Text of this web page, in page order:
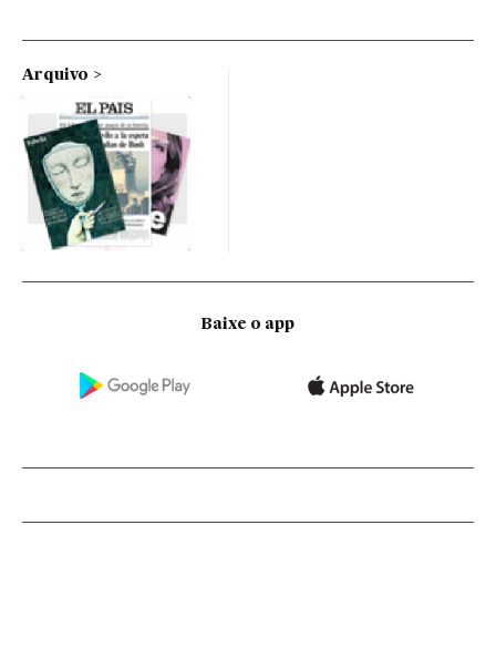
Arquivo
Baixe o app